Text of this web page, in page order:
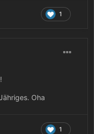
1
Oha
1